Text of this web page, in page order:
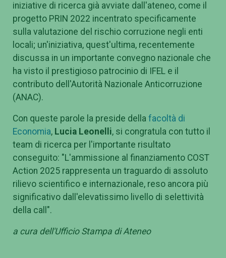
iniziative di ricerca già avviate dall'ateneo, come il
progetto PRIN 2022 incentrato specificamente
sulla valutazione del rischio corruzione negli enti
locali; un'iniziativa, quest'ultima, recentemente
discussa in un importante convegno nazionale che
ha visto il prestigioso patrocinio di IFEL e il
contributo dell'Autorità Nazionale Anticorruzione
(ANAC).
Con queste parole la preside della facoltà di
Economia, Lucia Leonelli, si congratula con tutto il
team di ricerca per l'importante risultato
conseguito: "L'ammissione al finanziamento COST
Action 2025 rappresenta un traguardo di assoluto
rilievo scientifico e internazionale, reso ancora più
significativo dall'elevatissimo livello di selettività
della call".
a cura dell'Ufficio Stampa di Ateneo